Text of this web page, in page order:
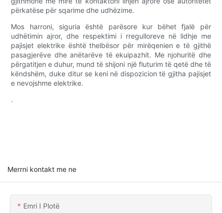
përkatëse për sqarime dhe udhëzime.
Mos harroni, siguria është parësore kur bëhet fjalë për
udhëtimin ajror, dhe respektimi i rregulloreve në lidhje me
pajisjet elektrike është thelbësor për mirëqenien e të gjithë
pasagjerëve dhe anëtarëve të ekuipazhit. Me njohuritë dhe
përgatitjen e duhur, mund të shijoni një fluturim të qetë dhe të
këndshëm, duke ditur se keni në dispozicion të gjitha pajisjet
e nevojshme elektrike.
.
Merrni kontakt me ne
Emri I Plotë